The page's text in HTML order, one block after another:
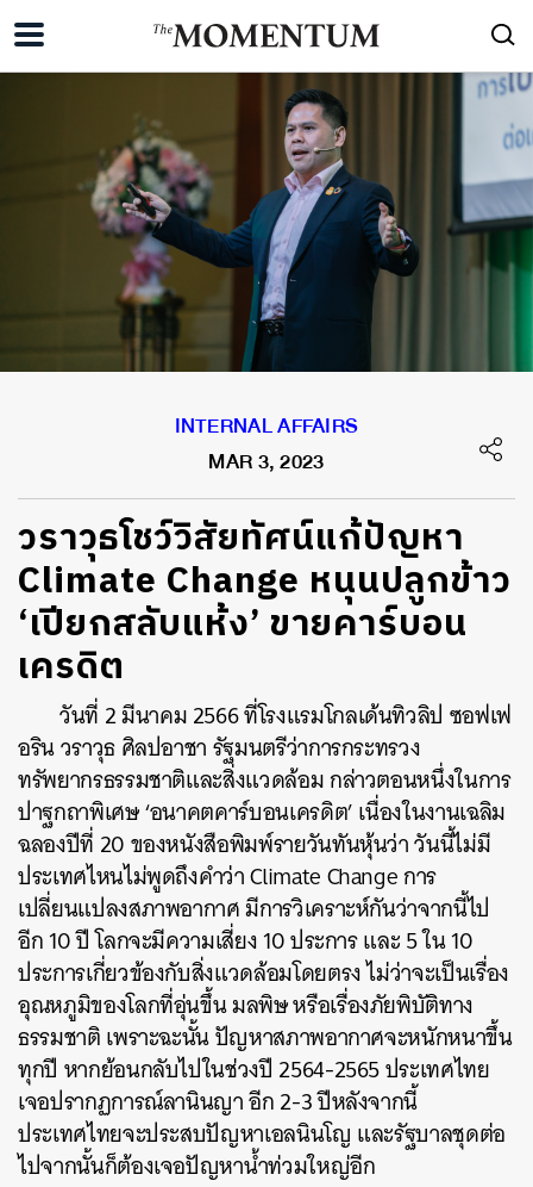
INTERNAL AFFAIRS
MAR 3, 2023
วราวุธโชว์วิสัยทัศน์แก้ปัญหา
Climate Change หนุนปลูกข้าว
‘เปียกสลับแห้ง’ ขายคาร์บอน
เครดิต
วันที่ 2 มีนาคม 2566 ที่โรงแรมโกลเด้นทิวลิป ซอฟเฟ
อริน วราวุธ ศิลปอาชา รัฐมนตรีว่าการกระทรวง
ทรัพยากรธรรมชาติและสิ่งแวดล้อม กล่าวตอนหนึ่งในการ
ปาฐกถาพิเศษ ‘อนาคตคาร์บอนเครดิต’ เนื่องในงานเฉลิม
ฉลองปีที่ 20 ของหนังสือพิมพ์รายวันทันหุ้นว่า วันนี้ไม่มี
ประเทศไหนไม่พูดถึงคำว่า Climate Change การ
เปลี่ยนแปลงสภาพอากาศ มีการวิเคราะห์กันว่าจากนี้ไป
อีก 10 ปี โลกจะมีความเสี่ยง 10 ประการ และ 5 ใน 10
ประการเกี่ยวข้องกับสิ่งแวดล้อมโดยตรง ไม่ว่าจะเป็นเรื่อง
อุณหภูมิของโลกที่อุ่นขึ้น มลพิษ หรือเรื่องภัยพิบัติทาง
ธรรมชาติ เพราะฉะนั้น ปัญหาสภาพอากาศจะหนักหนาขึ้น
ทุกปี หากย้อนกลับไปในช่วงปี 2564-2565 ประเทศไทย
เจอปรากฏการณ์ลานินญา อีก 2-3 ปีหลังจากนี้
ประเทศไทยจะประสบปัญหาเอลนินโญ และรัฐบาลชุดต่อ
ไปจากนั้นก็ต้องเจอปัญหาน้ำท่วมใหญ่อีก